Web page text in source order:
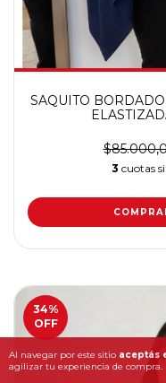
Al navegar por este sitio aceptás
agilizar tu experiencia de compra.
SAQUITO
3 cuotas
34%
OFF